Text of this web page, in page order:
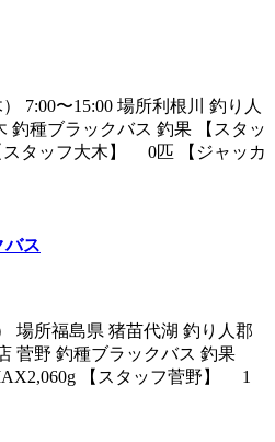
7:00〜15:00 場所利根川 釣り人
釣種ブラックバス 釣果 【スタッ
タッフ大木】 0匹 【ジャッカ
バス
場所福島県 猪苗代湖 釣り人郡
菅野 釣種ブラックバス 釣果
【スタッフ菅野】 1